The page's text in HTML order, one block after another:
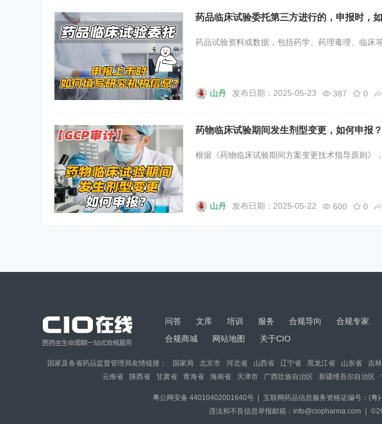
药品临床试验委托第三方进行的，申报时，
药品试验资料或数据，包括药学、药理毒理、临床
山丹 发布日期：2025-05-23 387 0
药物临床试验期间发生剂型变更，如何申报？
根据《药物临床试验期间方案变更技术指导原则》
山丹 发布日期：2025-05-22 600 0
问答 文库 培训 服务 合规导向
合规专家
合规商城
网站地图 关于CIO
国家及各省药品监督管理局友情链接： 国家局 北京市 河北省 山西省 辽宁省 黑龙江省 山东省 吉
云南省
陕西省 甘肃省 青海省 海南省 天津市 广西壮族自治区 新疆维吾尔自治区
粤公网安备 44010402001640号 互联网药品信息服务资格证编号：(粤
违法和不良信息举报邮箱：info@ciopharma.com